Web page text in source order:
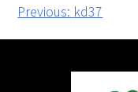
投
稿
Previous: kd37